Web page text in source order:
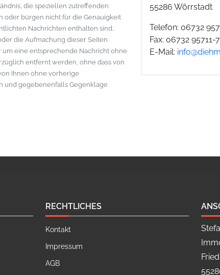
die speziellen zutreffenden
oder bürgen nicht für die Genauigkeit
Nachrichten enthalten sind,
die Aufmachung dieser Seiten
eine entsprechende Nachricht ohne
entfernt werden, ohne dass von
Ihnen ohne vorherige
und gegebenenfalls Gegenklage
55286 Wörrstadt
Telefon: 06732
Fax: 06732 95711-
E-Mail:
RECHTLICHES
Kontakt
Impressum
AGB